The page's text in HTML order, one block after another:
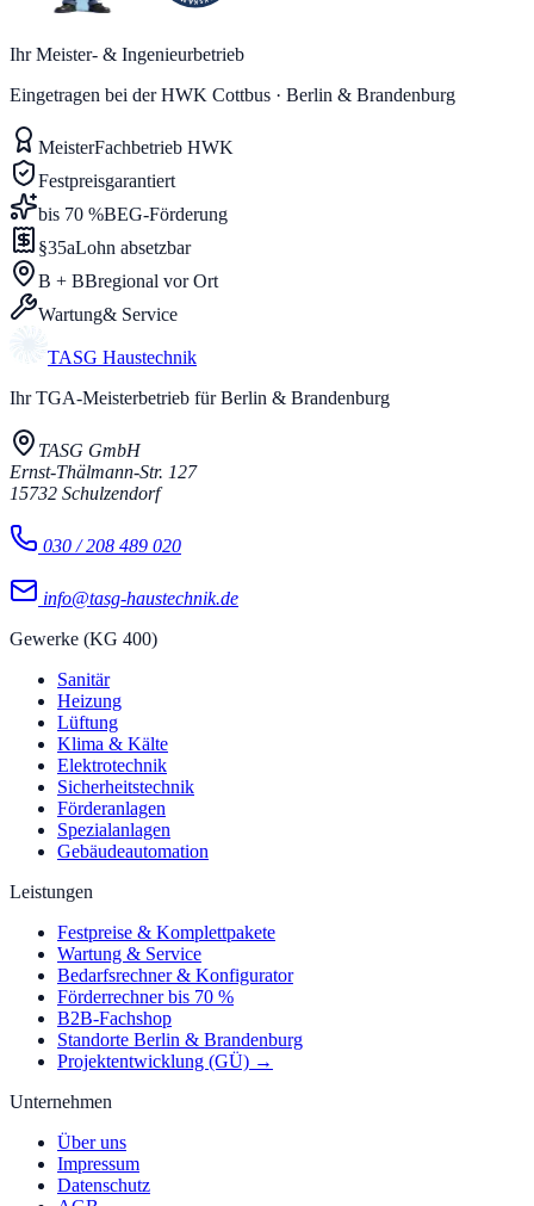
Ihr Meister- & Ingenieurbetrieb
Eingetragen bei der HWK Cottbus · Berlin & Brandenburg
MeisterFachbetrieb HWK
Festpreisgarantiert
bis 70 %BEG-Förderung
§35aLohn absetzbar
B + BBregional vor Ort
Wartung& Service
TASG Haustechnik
Ihr TGA-Meisterbetrieb für Berlin & Brandenburg
TASG GmbH
Ernst-Thälmann-Str. 127
15732 Schulzendorf
030 / 208 489 020
info@tasg-haustechnik.de
Gewerke (KG 400)
Sanitär
Heizung
Lüftung
Klima & Kälte
Elektrotechnik
Sicherheitstechnik
Förderanlagen
Spezialanlagen
Gebäudeautomation
Leistungen
Festpreise & Komplettpakete
Wartung & Service
Bedarfsrechner & Konfigurator
Förderrechner bis 70 %
B2B-Fachshop
Standorte Berlin & Brandenburg
Projektentwicklung (GÜ) →
Unternehmen
Über uns
Impressum
Datenschutz